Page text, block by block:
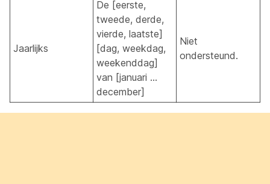
Jaarlijks
De [eerste,
tweede, derde,
vierde, laatste]
[dag, weekdag,
weekenddag]
van [januari ...
december]
Niet
ondersteund.